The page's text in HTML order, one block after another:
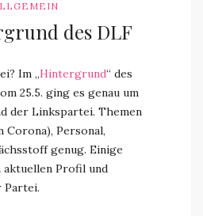
des DLF
Im „Hintergrund“ des
25.5. ging es genau um
der Linkspartei. Themen
Corona), Personal,
genug. Einige
aktuellen Profil und
Partei.